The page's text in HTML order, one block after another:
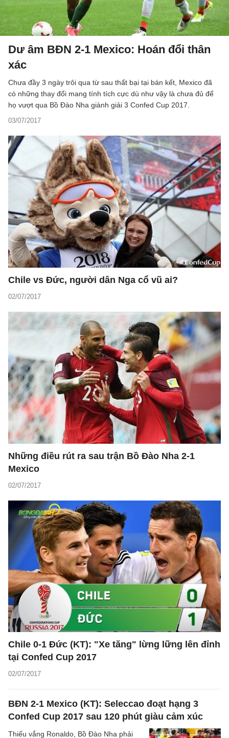
Dư âm BĐN 2-1 Mexico: Hoán đổi thân
xác
Chưa đầy 3 ngày trôi qua từ sau thất bại tại bán kết, Mexico đã
có những thay đổi mang tính tích cực dù như vậy là chưa đủ để
họ vượt qua Bồ Đào Nha giành giải 3 Confed Cup 2017.
03/07/2017
Chile vs Đức, người dân Nga cổ vũ ai?
02/07/2017
Những điều rút ra sau trận Bồ Đào Nha 2-1
Mexico
02/07/2017
Chile 0-1 Đức (KT): "Xe tăng" lừng lững lên đỉnh
tại Confed Cup 2017
02/07/2017
BĐN 2-1 Mexico (KT): Seleccao đoạt hạng 3
Confed Cup 2017 sau 120 phút giàu cảm xúc
Thiếu vắng Ronaldo, Bồ Đào Nha phải